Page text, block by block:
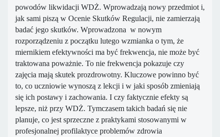
powodów likwidacji WDŻ. Wprowadzają nowy przedmiot i,
jak sami piszą w Ocenie Skutków Regulacji, nie zamierzają
badać jego skutków. Wprowadzona w nowym
rozporządzeniu z początku lutego wzmianka o tym, że
miernikiem efektywności ma być frekwencja, nie może być
traktowana poważnie. To nie frekwencja pokazuje czy
zajęcia mają skutek prozdrowotny. Kluczowe powinno być
to, co uczniowie wynoszą z lekcji i w jaki sposób zmieniają
się ich postawy i zachowania. I czy faktycznie efekty są
lepsze, niż przy WDŻ. Tymczasem takich badań się nie
planuje, co jest sprzeczne z praktykami stosowanymi w
profesjonalnej profilaktyce problemów zdrowia